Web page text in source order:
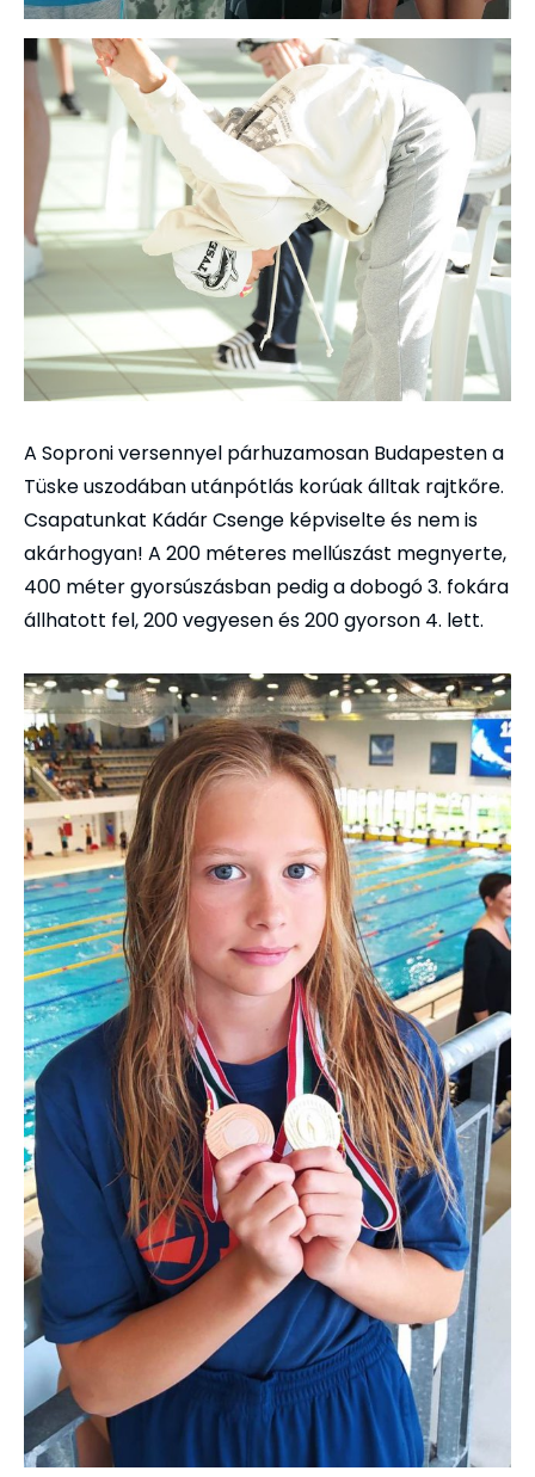
A Soproni versennyel párhuzamosan Budapesten a
Tüske uszodában utánpótlás korúak álltak rajtkőre.
Csapatunkat Kádár Csenge képviselte és nem is
akárhogyan! A 200 méteres mellúszást megnyerte,
400 méter gyorsúszásban pedig a dobogó 3. fokára
állhatott fel, 200 vegyesen és 200 gyorson 4. lett.